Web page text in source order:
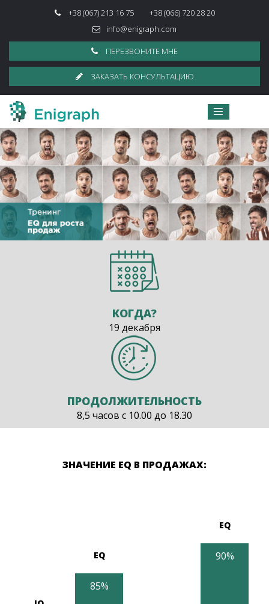
+38 (067) 213 16 75
+38 (066) 720 28 20
info@enigraph.com
ПЕРЕЗВОНИТЕ МНЕ
ЗАКАЗАТЬ КОНСУЛЬТАЦИЮ
КОГДА?
19 декабря
ПРОДОЛЖИТЕЛЬНОСТЬ
8,5 часов с 10.00 до 18.30
ЗНАЧЕНИЕ EQ В ПРОДАЖАХ:
EQ
85%
EQ
90%